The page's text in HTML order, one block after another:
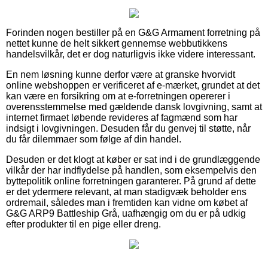
Forinden nogen bestiller på en G&G Armament forretning på
nettet kunne de helt sikkert gennemse webbutikkens
handelsvilkår, det er dog naturligvis ikke videre interessant.
En nem løsning kunne derfor være at granske hvorvidt
online webshoppen er verificeret af e-mærket, grundet at det
kan være en forsikring om at e-forretningen opererer i
overensstemmelse med gældende dansk lovgivning, samt at
internet firmaet løbende revideres af fagmænd som har
indsigt i lovgivningen. Desuden får du genvej til støtte, når
du får dilemmaer som følge af din handel.
Desuden er det klogt at køber er sat ind i de grundlæggende
vilkår der har indflydelse på handlen, som eksempelvis den
byttepolitik online forretningen garanterer. På grund af dette
er det ydermere relevant, at man stadigvæk beholder ens
ordremail, således man i fremtiden kan vidne om købet af
G&G ARP9 Battleship Grå, uafhængig om du er på udkig
efter produkter til en pige eller dreng.